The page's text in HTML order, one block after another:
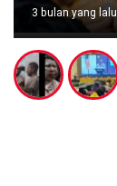
3 bulan yang lalu